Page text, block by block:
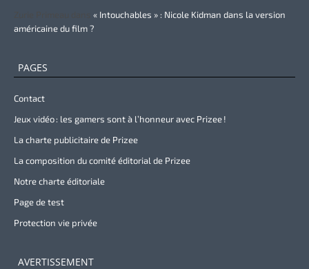
« Intouchables » : Nicole Kidman dans la version
américaine du film ?
PAGES
Contact
Jeux vidéo : les gamers sont à l’honneur avec Prizee !
La charte publicitaire de Prizee
La composition du comité éditorial de Prizee
Notre charte éditoriale
Page de test
Protection vie privée
AVERTISSEMENT